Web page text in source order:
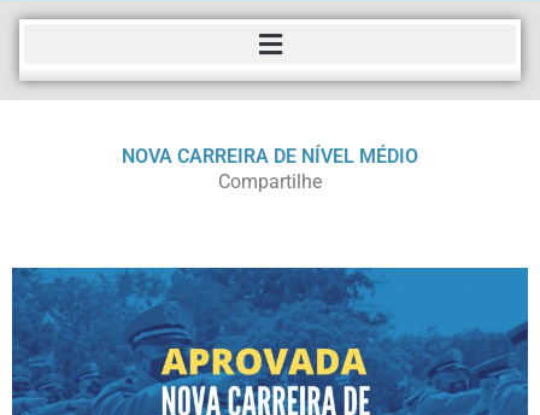
NOVA CARREIRA DE NÍVEL MÉDIO
Compartilhe